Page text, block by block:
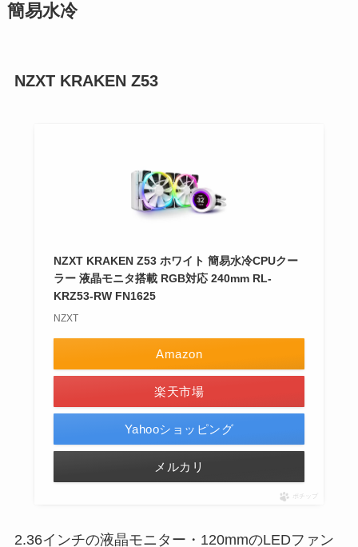
簡易水冷
NZXT KRAKEN Z53
NZXT KRAKEN Z53 ホワイト 簡易水冷CPUクー
ラー 液晶モニタ搭載 RGB対応 240mm RL-
KRZ53-RW FN1625
NZXT
Amazon
楽天市場
Yahooショッピング
メルカリ
ポチップ
2.36インチの液晶モニター・120mmのLEDファン